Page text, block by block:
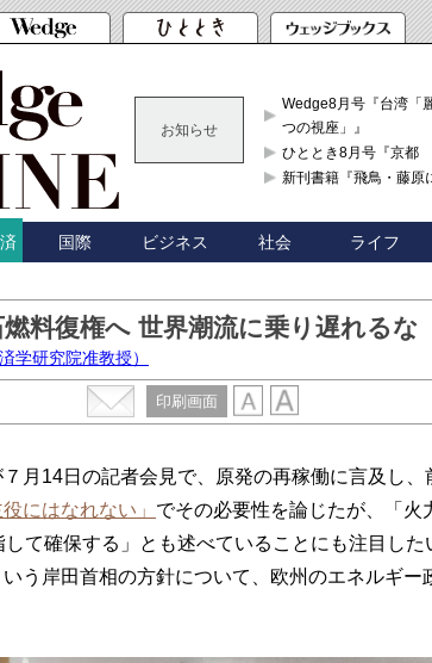
お知らせ
Wedge8月号『台湾「
つの視座」』
ひととき8月号『京都
新刊書籍『飛鳥・藤原
国際 ビジネス 社会 ライフ
料復権へ 世界潮流に乗り遅れるな
学研究院准教授）
印刷画面
月14日の記者会見で、原発の再稼働に言及し、
にはなれない」 でその必要性を論じたが、「火
て確保する」とも述べていることにも注目し
う岸田首相の方針について、欧州のエネルギー